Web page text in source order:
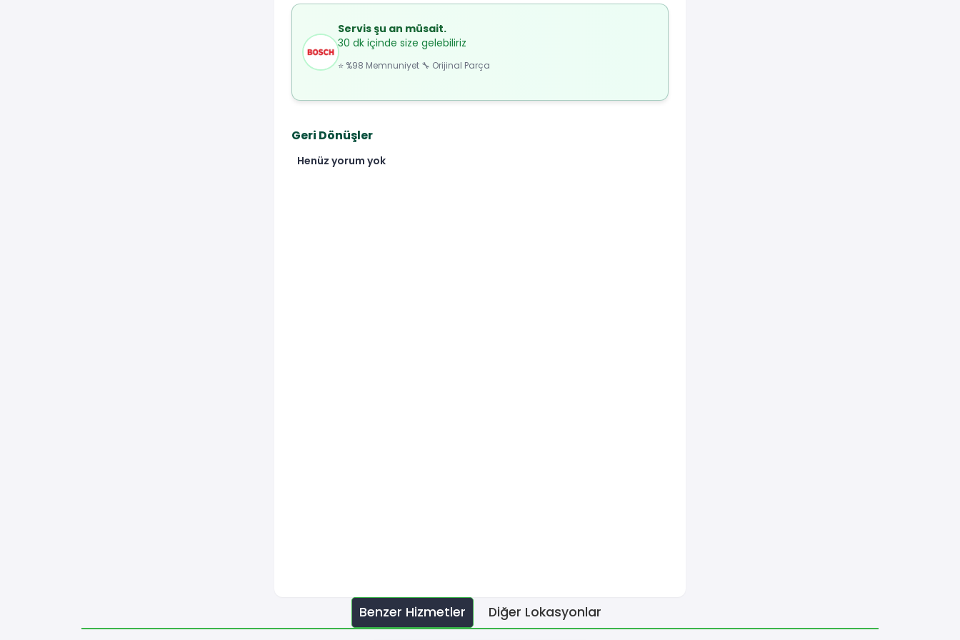
Servis şu an müsait.
30 dk içinde size gelebiliriz
⭐ %98 Memnuniyet 🔧 Orijinal Parça
Geri Dönüşler
Henüz yorum yok
Benzer Hizmetler Diğer Lokasyonlar